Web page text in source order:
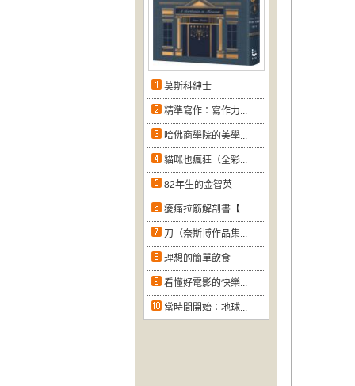
莫斯科紳士
精準寫作：寫作力...
哈佛商學院的美學...
貓咪也瘋狂（全彩...
82年生的金智英
痠痛拉筋解剖書【...
刀（奈斯博作品集...
理想的簡單飲食
看懂好電影的快樂...
當時間開始：地球...